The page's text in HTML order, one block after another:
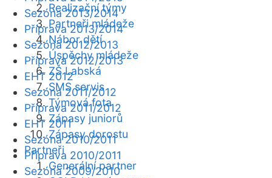
Realizační týmy
Partneři mládeže
Nábor dětí
Úspěchy mládeže
ZŠ Labská
SMS servis
Týmová fota
Zápasy juniorů
Zápasy dorostu
Partneři
Generální partner
Sezóna 2013/2014
Příprava 2013/2014
Sezóna 2012/2013
Příprava 2012/2013
EHT 2012
Sezóna 2011/2012
Příprava 2011/2012
EHT 2011
Sezóna 2010/2011
Příprava 2010/2011
Sezóna 2009/2010